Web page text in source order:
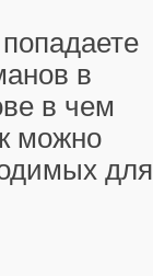
в
в чем
можно
для